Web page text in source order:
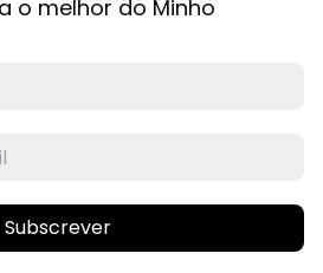
o melhor do Minho
Subscrever